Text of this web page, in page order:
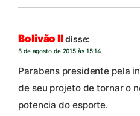
Bolivão IIdisse:
5 de agosto de 2015 às 15:14
Parabens presidente pela
de seu projeto de tornar o
potencia do esporte.